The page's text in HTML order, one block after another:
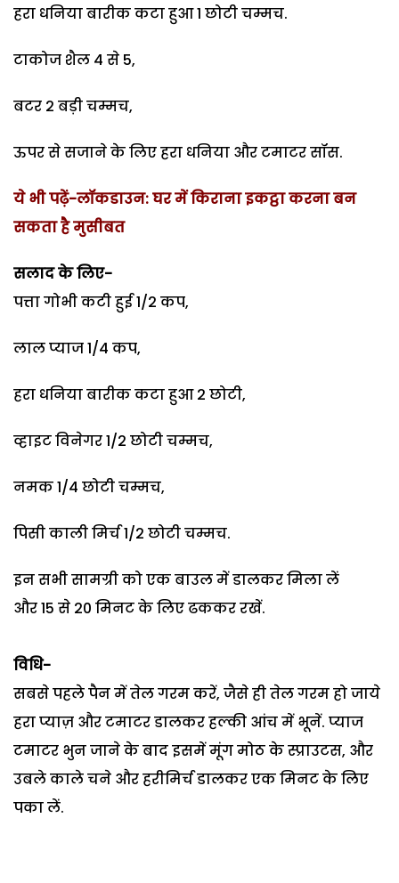
हरा धनिया बारीक कटा हुआ 1 छोटी चम्मच.
टाकोज शैल 4 से 5,
बटर 2 बड़ी चम्मच,
ऊपर से सजाने के लिए हरा धनिया और टमाटर सॉस.
ये भी पढ़ें-लॉकडाउन: घर में किराना इकट्ठा करना बन
सकता है मुसीबत
सलाद के लिए-
पत्ता गोभी कटी हुई 1/2 कप,
लाल प्याज 1/4 कप,
हरा धनिया बारीक कटा हुआ 2 छोटी,
व्हाइट विनेगर 1/2 छोटी चम्मच,
नमक 1/4 छोटी चम्मच,
पिसी काली मिर्च 1/2 छोटी चम्मच.
इन सभी सामग्री को एक बाउल में डालकर मिला लें
और 15 से 20 मिनट के लिए ढककर रखें.
विधि-
सबसे पहले पैन में तेल गरम करें, जैसे ही तेल गरम हो जाये
हरा प्याज़ और टमाटर डालकर हल्की आंच में भूनें. प्याज
टमाटर भुन जाने के बाद इसमें मूंग मोठ के स्प्राउटस, और
उबले काले चने और हरीमिर्च डालकर एक मिनट के लिए
पका लें.